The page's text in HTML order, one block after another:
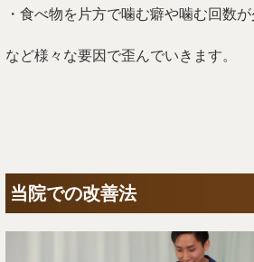
・食べ物を片方で噛む癖や噛む回数
など様々な要因で歪んでいきます。
当院での改善法